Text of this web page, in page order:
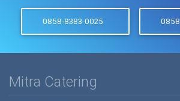
0858-8383-0025
Mitra Catering